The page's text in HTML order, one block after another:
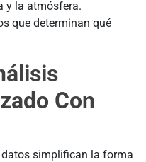
y la atmósfera.
que determinan qué
Con
simplifican la forma